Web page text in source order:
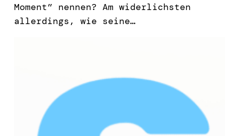
Moment” nennen? Am widerlichsten
allerdings, wie seine…